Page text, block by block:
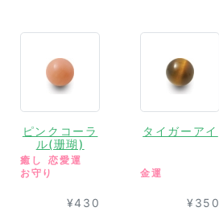
ピンクコーラ
ル(珊瑚)
癒し
恋愛運
お守り
¥430
タイガーアイ
金運
¥350